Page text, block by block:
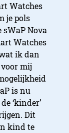
Watches
je pols
sWaP Nova
Watches
ik dan
mij
is nu
‘kinder’
Dit
kind te